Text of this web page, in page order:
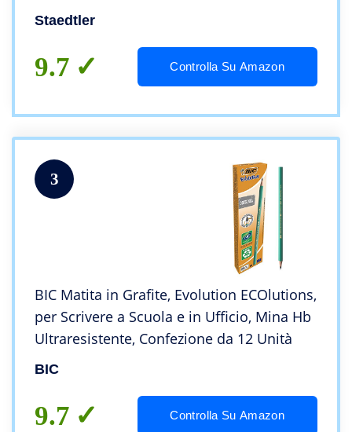
qualità, made in Germany 61 120P2
Staedtler
9.7 Controlla Su Amazon
3
BIC Matita in Grafite, Evolution ECOlutions,
per Scrivere a Scuola e in Ufficio, Mina Hb
Ultraresistente, Confezione da 12 Unità
BIC
9.7 Controlla Su Amazon